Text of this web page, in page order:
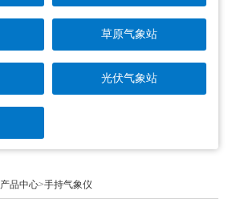
草原气象站
光伏气象站
产品中心>手持气象仪